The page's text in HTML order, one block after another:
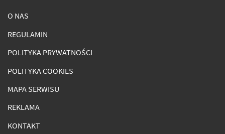
O NAS
REGULAMIN
POLITYKA PRYWATNOŚCI
POLITYKA COOKIES
MAPA SERWISU
REKLAMA
KONTAKT